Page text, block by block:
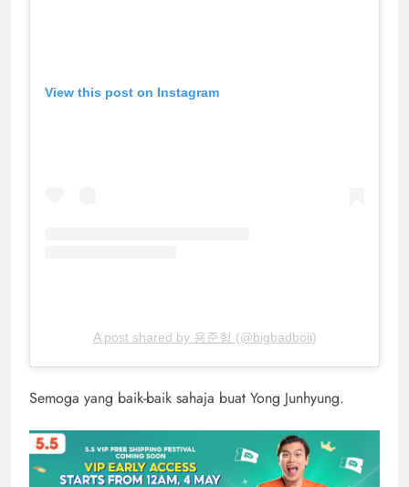
View this post on Instagram
A post shared by 용준형 (@bigbadboii)
Semoga yang baik-baik sahaja buat Yong Junhyung.